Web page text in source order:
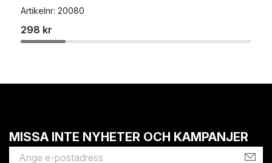
Artikelnr: 20080
298 kr
MISSA INTE NYHETER OCH KAMPANJER